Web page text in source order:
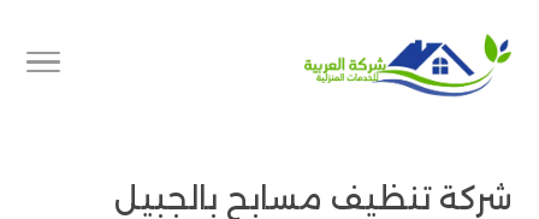
شركة تنظيف مسابح بالجبيل